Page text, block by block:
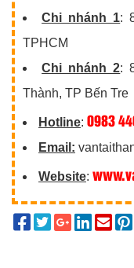
Chi nhánh 1:
TPHCM
Chi nhánh 2:
Thành, TP Bến Tre
Hotline: 0983
Email:
Website: